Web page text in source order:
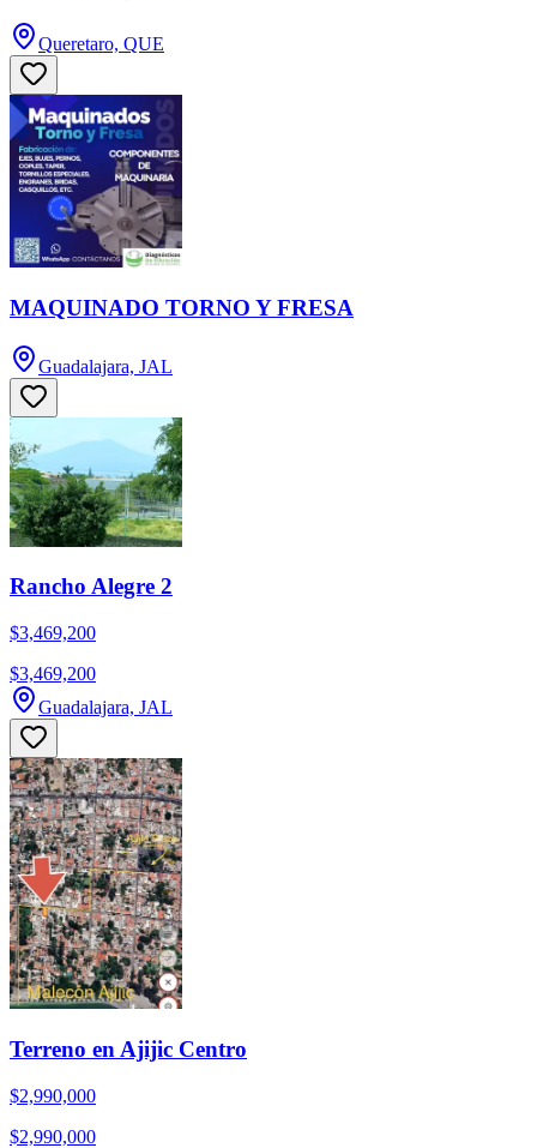
Queretaro, QUE
MAQUINADO TORNO Y FRESA
Guadalajara, JAL
Rancho Alegre 2
$3,469,200
$3,469,200
Guadalajara, JAL
Terreno en Ajijic Centro
$2,990,000
$2,990,000